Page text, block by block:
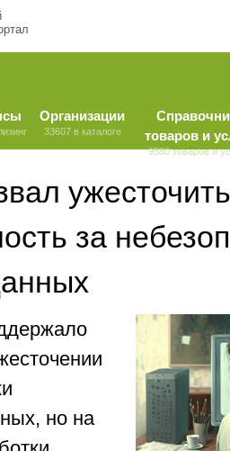
Организации
33607 в каталоге
товаров и
9580 товаров и
ужесточить
за
но на